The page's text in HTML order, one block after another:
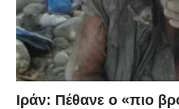
Ιράν: Πέθανε ο «πιο